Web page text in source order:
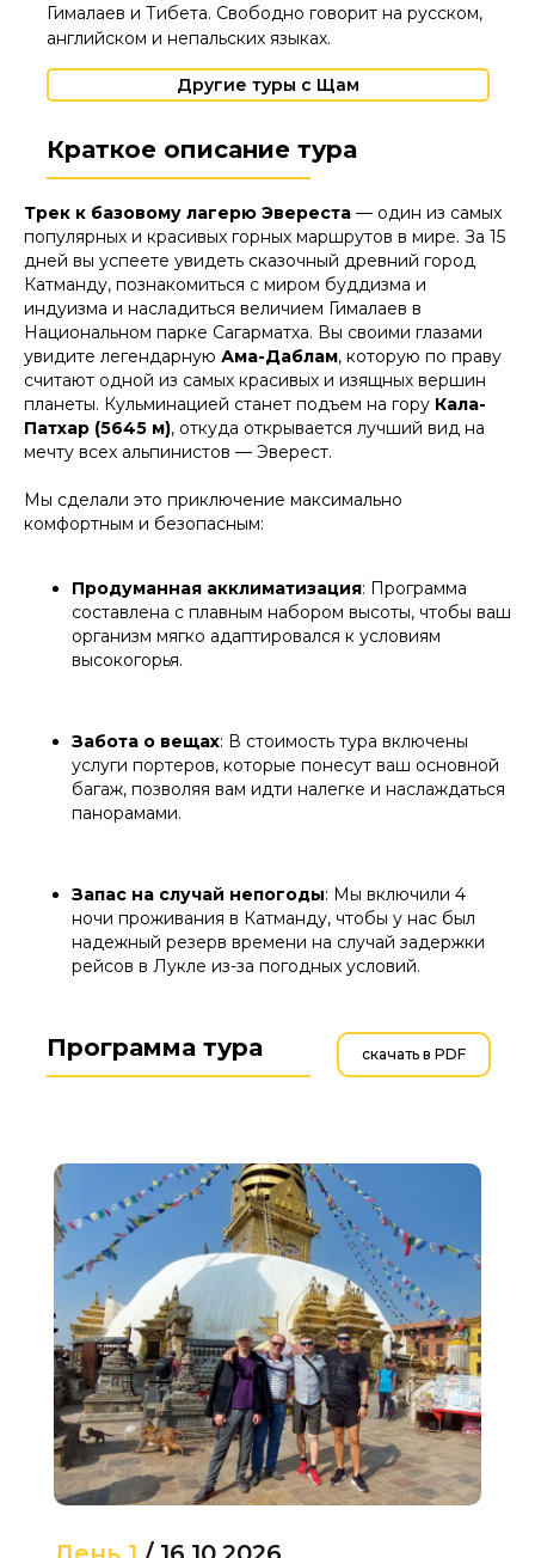
Гималаев и Тибета. Свободно говорит на русском,
английском и непальских языках.
Другие туры с Щам
Краткое описание тура
Трек к базовому лагерю Эвереста — один из самых
популярных и красивых горных маршрутов в мире. За 15
дней вы успеете увидеть сказочный древний город
Катманду, познакомиться с миром буддизма и
индуизма и насладиться величием Гималаев в
Национальном парке Сагарматха. Вы своими глазами
увидите легендарную Ама-Даблам, которую по праву
считают одной из самых красивых и изящных вершин
планеты. Кульминацией станет подъем на гору Кала-
Патхар (5645 м), откуда открывается лучший вид на
мечту всех альпинистов — Эверест.
Мы сделали это приключение максимально
комфортным и безопасным:
Продуманная акклиматизация: Программа
составлена с плавным набором высоты, чтобы ваш
организм мягко адаптировался к условиям
высокогорья.
Забота о вещах: В стоимость тура включены
услуги портеров, которые понесут ваш основной
багаж, позволяя вам идти налегке и наслаждаться
панорамами.
Запас на случай непогоды: Мы включили 4
ночи проживания в Катманду, чтобы у нас был
надежный резерв времени на случай задержки
рейсов в Лукле из-за погодных условий.
Программа тура скачать в PDF